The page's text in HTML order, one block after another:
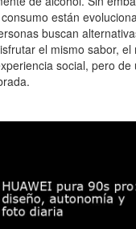
están
buscan
el mismo sabor, el
social, pero de